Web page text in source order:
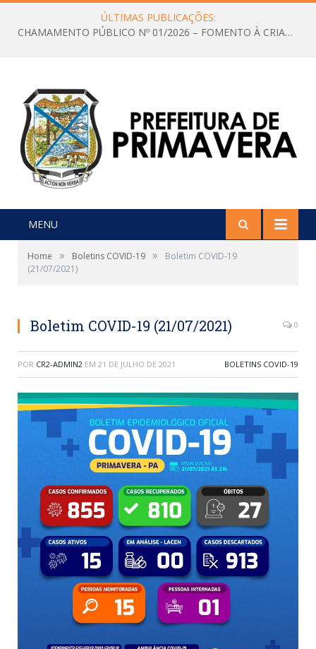
ÚLTIMAS PUBLICAÇÕES:
Edital de Convocação Nº 001/2026 CMDCA
MENU
Home » Boletins COVID-19 »
Boletim COVID-19
(21/07/2021)
Boletim COVID-19 (21/07/2021) 0
POR CR2-ADMIN2 EM 21 DE JULHO DE 2021 BOLETINS COVID-19